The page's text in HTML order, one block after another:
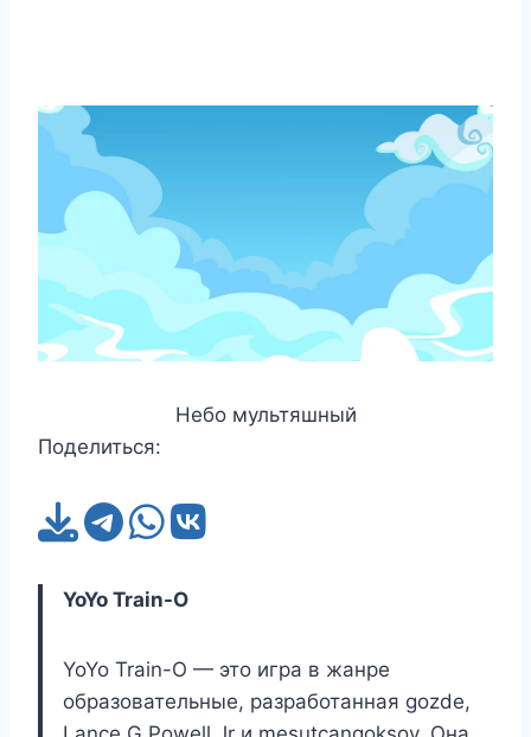
Небо мультяшный
Поделиться:
YoYo Train-O
YoYo Train-O — это игра в жанре
образовательные, разработанная gozde,